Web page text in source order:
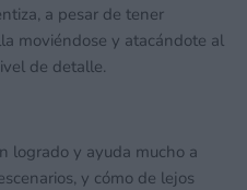
a pesar de tener
moviéndose y atacándote al
de detalle.
logrado y ayuda mucho a
y cómo de lejos